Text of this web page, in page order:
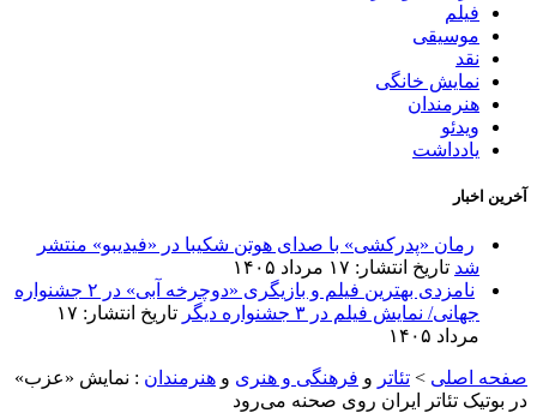
فیلم
موسیقی
نقد
نمایش خانگی
هنرمندان
ویدئو
یادداشت
آخرین اخبار
رمان «پدرکشی» با صدای هوتن شکیبا در «فیدیبو» منتشر
شد تاریخ انتشار: ۱۷ مرداد ۱۴۰۵
نامزدی بهترین فیلم و بازیگری «دوچرخه آبی» در ۲ جشنواره
جهانی/ نمایش فیلم در ۳ جشنواره دیگر
تاریخ انتشار: ۱۷
مرداد ۱۴۰۵
صفحه اصلی > تئاتر و فرهنگی و هنری و هنرمندان : نمایش «عزب»
در بوتیک تئاتر ایران روی صحنه می‌رود